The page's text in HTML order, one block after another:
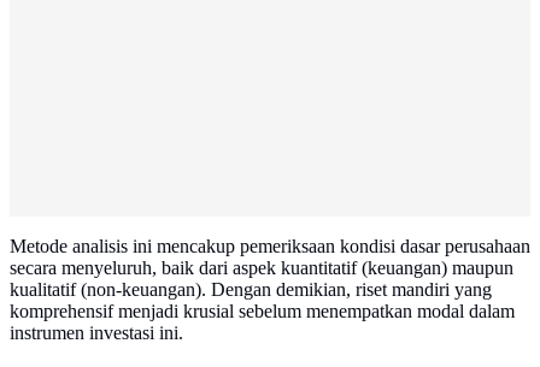
Metode analisis ini mencakup pemeriksaan kondisi dasar perusahaan
secara menyeluruh, baik dari aspek kuantitatif (keuangan) maupun
kualitatif (non-keuangan). Dengan demikian, riset mandiri yang
komprehensif menjadi krusial sebelum menempatkan modal dalam
instrumen investasi ini.